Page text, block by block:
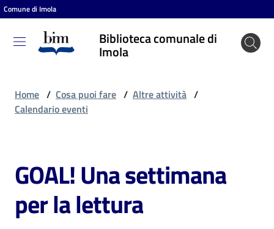
Vai al contenuto
Vai alla navigazione
Vai al footer
Comune di Imola
Biblioteca comunale di
Imola
Biblioteca
comunale
Cosa
puoi
fare
Home / Cosa puoi fare / Altre attività /
Calendario eventi
Salta al contenuto
GOAL! Una settimana
per la lettura